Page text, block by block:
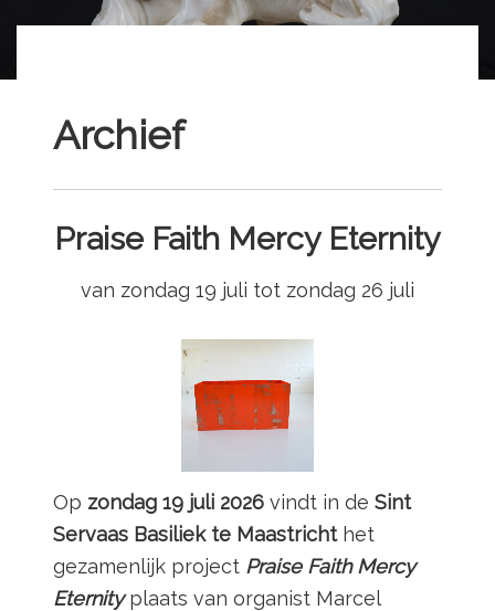
Archief
Praise Faith Mercy Eternity
van zondag 19 juli tot zondag 26 juli
Op zondag19 juli 2026 vindt in deSint
Servaas Basiliek te Maastrichthet
gezamenlijk project Praise Faith Mercy
Eternity plaats van organist Marcel